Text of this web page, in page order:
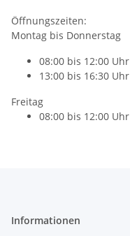
Öffnungszeiten:
Montag bis Donnerstag
08:00 bis 12:00 Uhr
13:00 bis 16:30 Uhr
Freitag
08:00 bis 12:00 Uhr
Informationen